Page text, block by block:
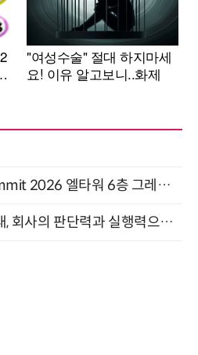
Next AI & Big Data Summit 2026 엘타워 6층 그레이스홀 개최 (9/18)
“문서에 묻힌 지식을 꺼내, 회사의 판단력과 실행력으로 바꾸다” (8/20)